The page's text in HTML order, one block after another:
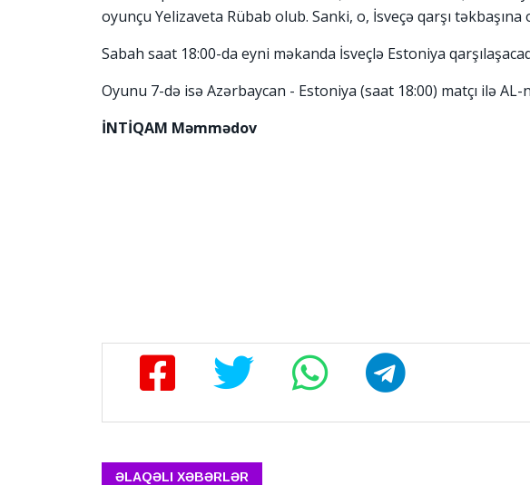
oyunçu Yelizaveta Rübab olub. Sanki, o, İsveçə qarşı təkbaşına
Sabah saat 18:00-da eyni məkanda İsveçlə Estoniya
Oyunu 7-də isə Azərbaycan - Estoniya (saat 18:00) matçı ilə
İNTİQAM Məmmədov
ƏLAQƏLI XƏBƏRLƏR